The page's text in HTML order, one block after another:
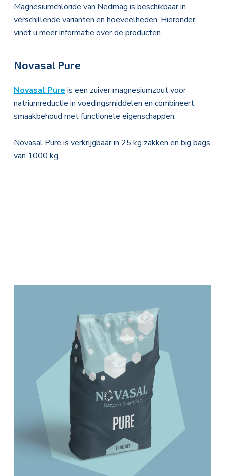
Magnesiumchloride van Nedmag is beschikbaar in
verschillende varianten en hoeveelheden. Hieronder
vindt u meer informatie over de producten.
Novasal Pure
Novasal Pure is een zuiver magnesiumzout voor
natriumreductie in voedingsmiddelen en combineert
smaakbehoud met functionele eigenschappen.
Novasal Pure is verkrijgbaar in 25 kg zakken en big bags
van 1000 kg.